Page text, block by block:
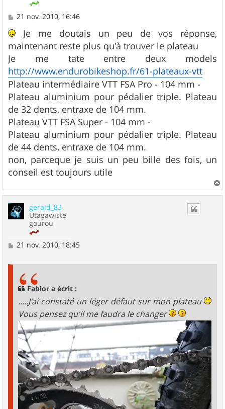
M
s
a
g
e
21 nov. 2010, 16:46
Je me doutais un peu de vos réponse,
maintenant reste plus qu'à trouver le plateau
Je me tate entre deux models
http://www.endurobikeshop.fr/61-plateaux-vtt
Plateau intermédiaire VTT FSA Pro - 104 mm -
Plateau aluminium pour pédalier triple. Plateau
de 32 dents, entraxe de 104 mm.
Plateau VTT FSA Super - 104 mm -
Plateau aluminium pour pédalier triple. Plateau
de 44 dents, entraxe de 104 mm.
non, parceque je suis un peu bille des fois, un
conseil est toujours utile
a
gerald_83
Utagawiste
gourou
M
21 nov. 2010, 18:45
Fabior a écrit :
.....J'ai constaté un léger défaut sur mon plateau
Vous pensez qu'il me faudra le changer